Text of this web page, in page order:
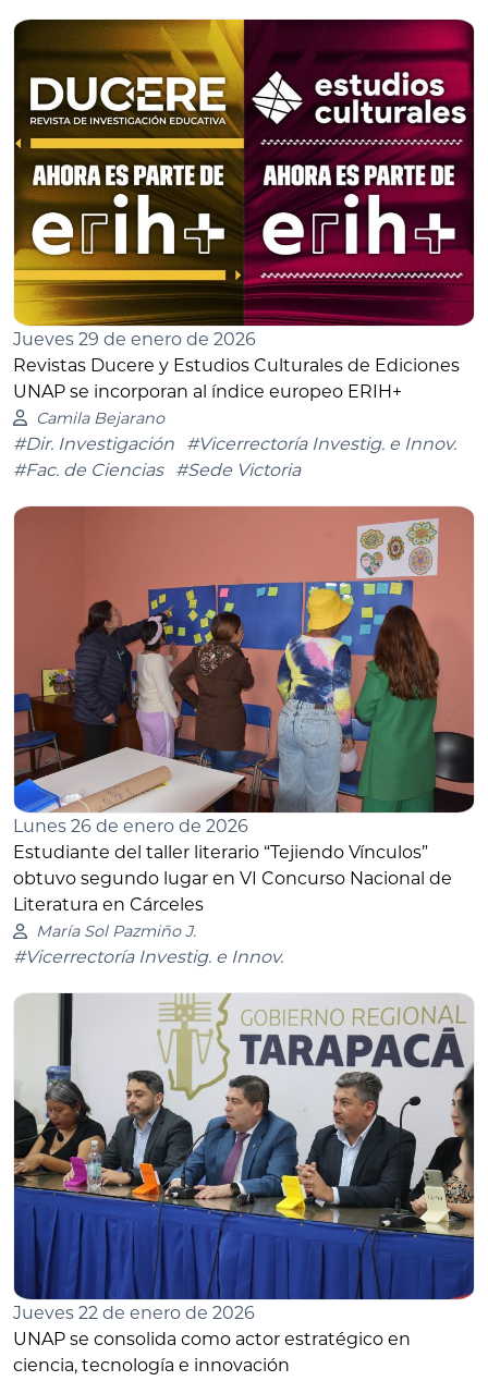
Jueves 29 de enero de 2026
Revistas Ducere y Estudios Culturales de Ediciones
UNAP se incorporan al índice europeo ERIH+
Camila Bejarano
#Dir. Investigación
#Vicerrectoría Investig. e Innov.
#Fac. de Ciencias
#Sede Victoria
Lunes 26 de enero de 2026
Estudiante del taller literario “Tejiendo Vínculos”
obtuvo segundo lugar en VI Concurso Nacional de
Literatura en Cárceles
María Sol Pazmiño J.
#Vicerrectoría Investig. e Innov.
Jueves 22 de enero de 2026
UNAP se consolida como actor estratégico en
ciencia, tecnología e innovación